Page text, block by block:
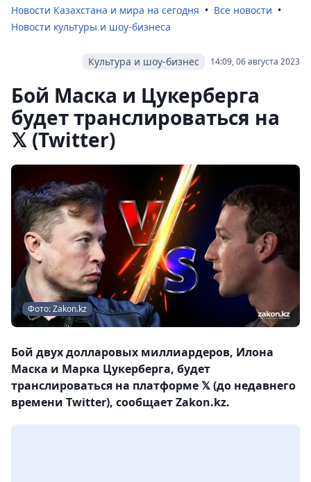
Новости Казахстана и мира на сегодня
Все новости
Новости культуры и шоу-бизнеса
14:09, 06 августа 2023
Культура и шоу-бизнес
Бой Маска и Цукерберга
будет транслироваться на
𝕏 (Twitter)
Фото: Zakon.kz
Бой двух долларовых миллиардеров, Илона
Маска и Марка Цукерберга, будет
транслироваться на платформе 𝕏 (до недавнего
времени Twitter), сообщает Zakon.kz.